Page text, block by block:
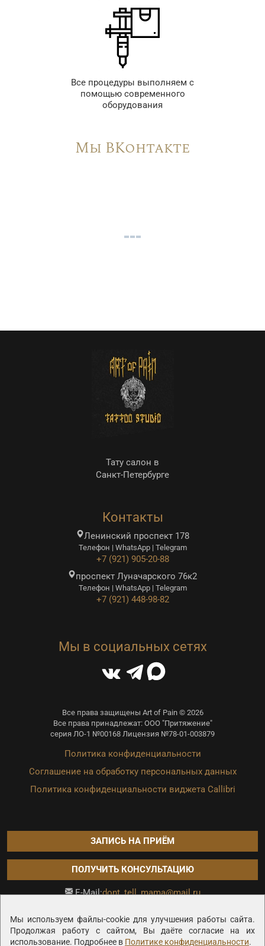
Мы используем файлы-cookie для улучшения работы сайта.
Продолжая работу с сайтом, Вы даёте согласие на их
использование. Подробнее в Политике конфиденциальности.
Все процедуры выполняем с
помощью современного
оборудования
Мы ВКонтакте
Тату салон в
Санкт-Петербурге
Контакты
Ленинский проспект 178
Телефон | WhatsApp | Telegram
+7 (921) 905-20-88
проспект Луначарского 76к2
Телефон | WhatsApp | Telegram
+7 (921) 448-98-82
Мы в социальных сетях
Все права защищены Art of Pain © 2026
Все права принадлежат: ООО "Притяжение"
серия ЛО-1 №00168 Лицензия №78-01-003879
Политика конфиденциальности
Соглашение на обработку персональных данных
Политика конфиденциальности виджета Callibri
ЗАПИСЬ НА ПРИЁМ
ПОЛУЧИТЬ КОНСУЛЬТАЦИЮ
E-Mail:dont_tell_mama@mail.ru